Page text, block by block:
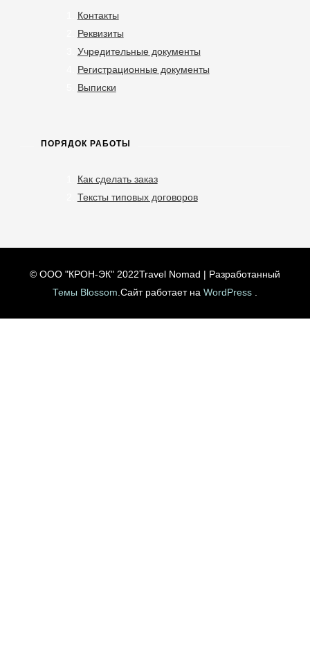
Контакты
Реквизиты
Учредительные документы
Регистрационные документы
Выписки
ПОРЯДОК РАБОТЫ
Как сделать заказ
Тексты типовых договоров
© ООО "КРОН-ЭК" 2022Travel Nomad | Разработанный
Темы Blossom.Сайт работает на WordPress .